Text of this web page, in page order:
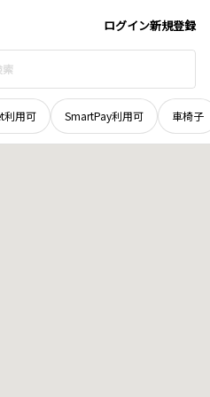
ログイン新規登録
利用可 SmartPay利用可 車椅子